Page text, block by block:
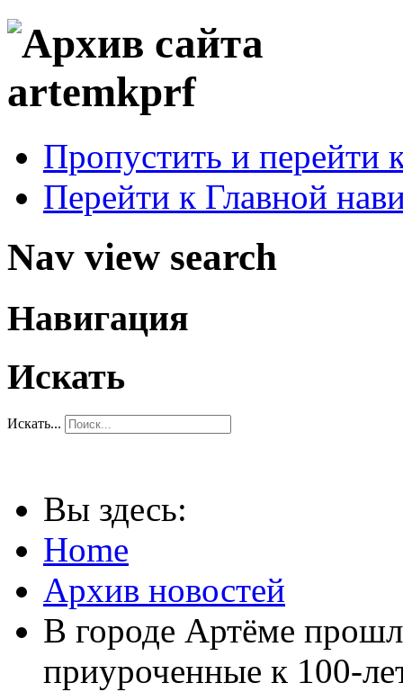
Пропустить и перейти
Перейти к Главной
Nav view search
Навигация
Искать
Искать...
Вы здесь:
Home
Архив новостей
В городе Артёме
приуроченные к 100-